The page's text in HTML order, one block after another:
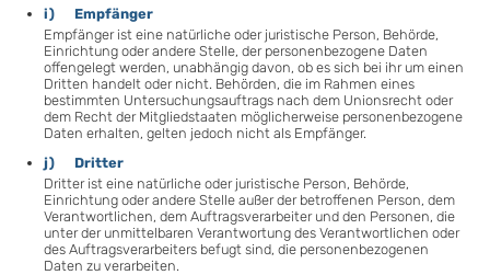
i) Empfänger
Empfänger ist eine natürliche oder juristische Person, Behörde,
Einrichtung oder andere Stelle, der personenbezogene Daten
offengelegt werden, unabhängig davon, ob es sich bei ihr um einen
Dritten handelt oder nicht. Behörden, die im Rahmen eines
bestimmten Untersuchungsauftrags nach dem Unionsrecht oder
dem Recht der Mitgliedstaaten möglicherweise personenbezogene
Daten erhalten, gelten jedoch nicht als Empfänger.
j) Dritter
Dritter ist eine natürliche oder juristische Person, Behörde,
Einrichtung oder andere Stelle außer der betroffenen Person, dem
Verantwortlichen, dem Auftragsverarbeiter und den Personen, die
unter der unmittelbaren Verantwortung des Verantwortlichen oder
des Auftragsverarbeiters befugt sind, die personenbezogenen
Daten zu verarbeiten.